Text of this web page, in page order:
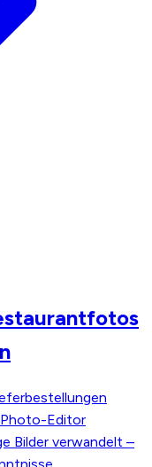
Photo-Editor
Bilder verwandelt –